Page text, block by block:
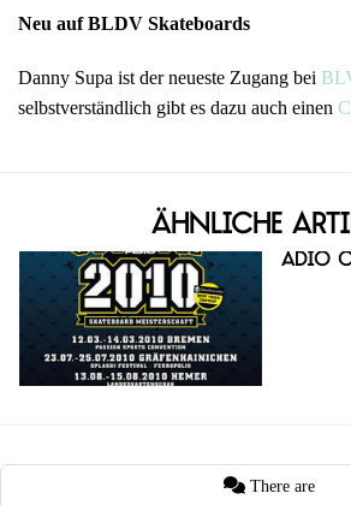
Neu auf BLDV Skateboards
Danny Supa ist der neueste Zugang bei
selbstverständlich gibt es dazu auch einen
Ähnliche
Adio